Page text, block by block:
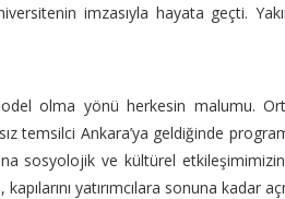
imzasıyla hayata geçti.
olma yönü herkesin malumu.
temsilci Ankara’ya geldiğinde
sosyolojik ve kültürel etkileşimimizin
yatırımcılara sonuna kadar